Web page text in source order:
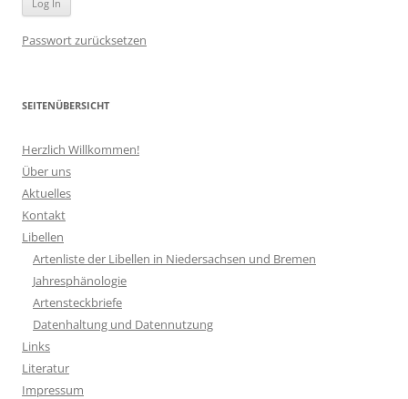
Passwort zurücksetzen
SEITENÜBERSICHT
Herzlich Willkommen!
Über uns
Aktuelles
Kontakt
Libellen
Artenliste der Libellen in Niedersachsen und Bremen
Jahresphänologie
Artensteckbriefe
Datenhaltung und Datennutzung
Links
Literatur
Impressum